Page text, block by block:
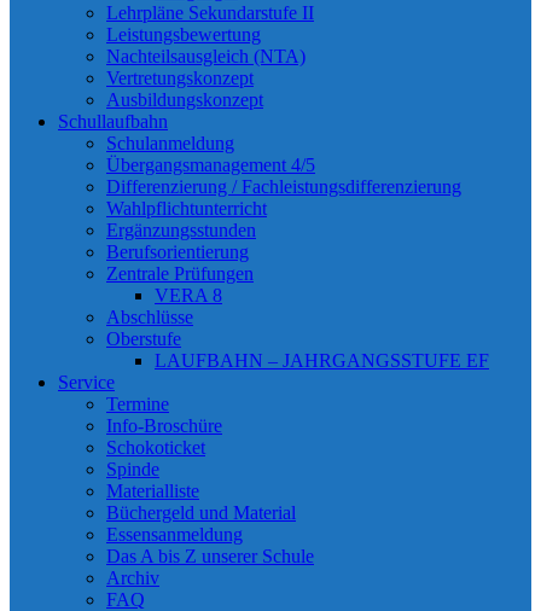
Lehrpläne Sekundarstufe II
Leistungsbewertung
Nachteilsausgleich (NTA)
Vertretungskonzept
Ausbildungskonzept
Schullaufbahn
Schulanmeldung
Übergangsmanagement 4/5
Differenzierung / Fachleistungsdifferenzierung
Wahlpflichtunterricht
Ergänzungsstunden
Berufsorientierung
Zentrale Prüfungen
VERA 8
Abschlüsse
Oberstufe
LAUFBAHN – JAHRGANGSSTUFE EF
Service
Termine
Info-Broschüre
Schokoticket
Spinde
Materialliste
Büchergeld und Material
Essensanmeldung
Das A bis Z unserer Schule
Archiv
FAQ